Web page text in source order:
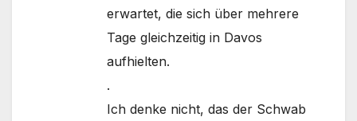
erwartet, die sich über mehrere
Tage gleichzeitig in Davos
aufhielten.
.
Ich denke nicht, das der Schwab